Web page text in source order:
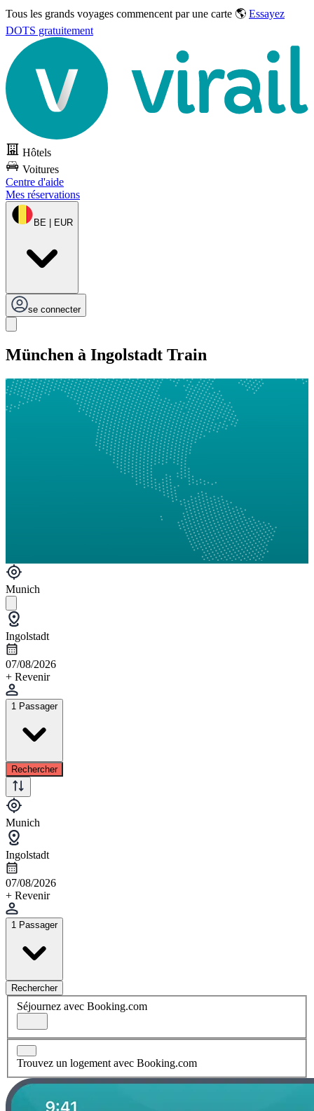
Tous les grands voyages commencent par une carte 🌎 Essayez
DOTS gratuitement
Hôtels
Voitures
Centre d'aide
Mes réservations
BE | EUR
se connecter
München à Ingolstadt Train
Munich
Ingolstadt
07/08/2026
+ Revenir
1 Passager
Rechercher
Munich
Ingolstadt
07/08/2026
+ Revenir
1 Passager
Rechercher
Séjournez avec Booking.com
Trouvez un logement avec Booking.com